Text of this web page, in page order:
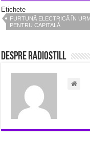
Etichete
FURTUNĂ ELECTRICĂ ÎN
PENTRU CAPITALĂ
Despre radiostill